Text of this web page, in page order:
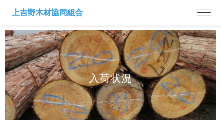
入荷状況